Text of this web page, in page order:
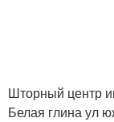
Шторный центр
Белая глина ул